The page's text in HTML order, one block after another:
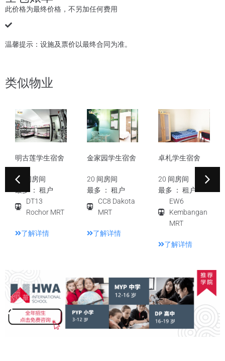
此价格为最终价格，不另加任何费用
温馨提示：设施及票价以最终合同为准。
类似物业
明古莲学生宿舍
10 间房间
最多 ： 租户
DT13
Rochor MRT
了解详情
金家园学生宿舍
20 间房间
最多 ： 租户
CC8 Dakota
MRT
了解详情
卓札学生宿舍
20 间房间
最多 ： 租户
EW6
Kembangan
MRT
了解详情